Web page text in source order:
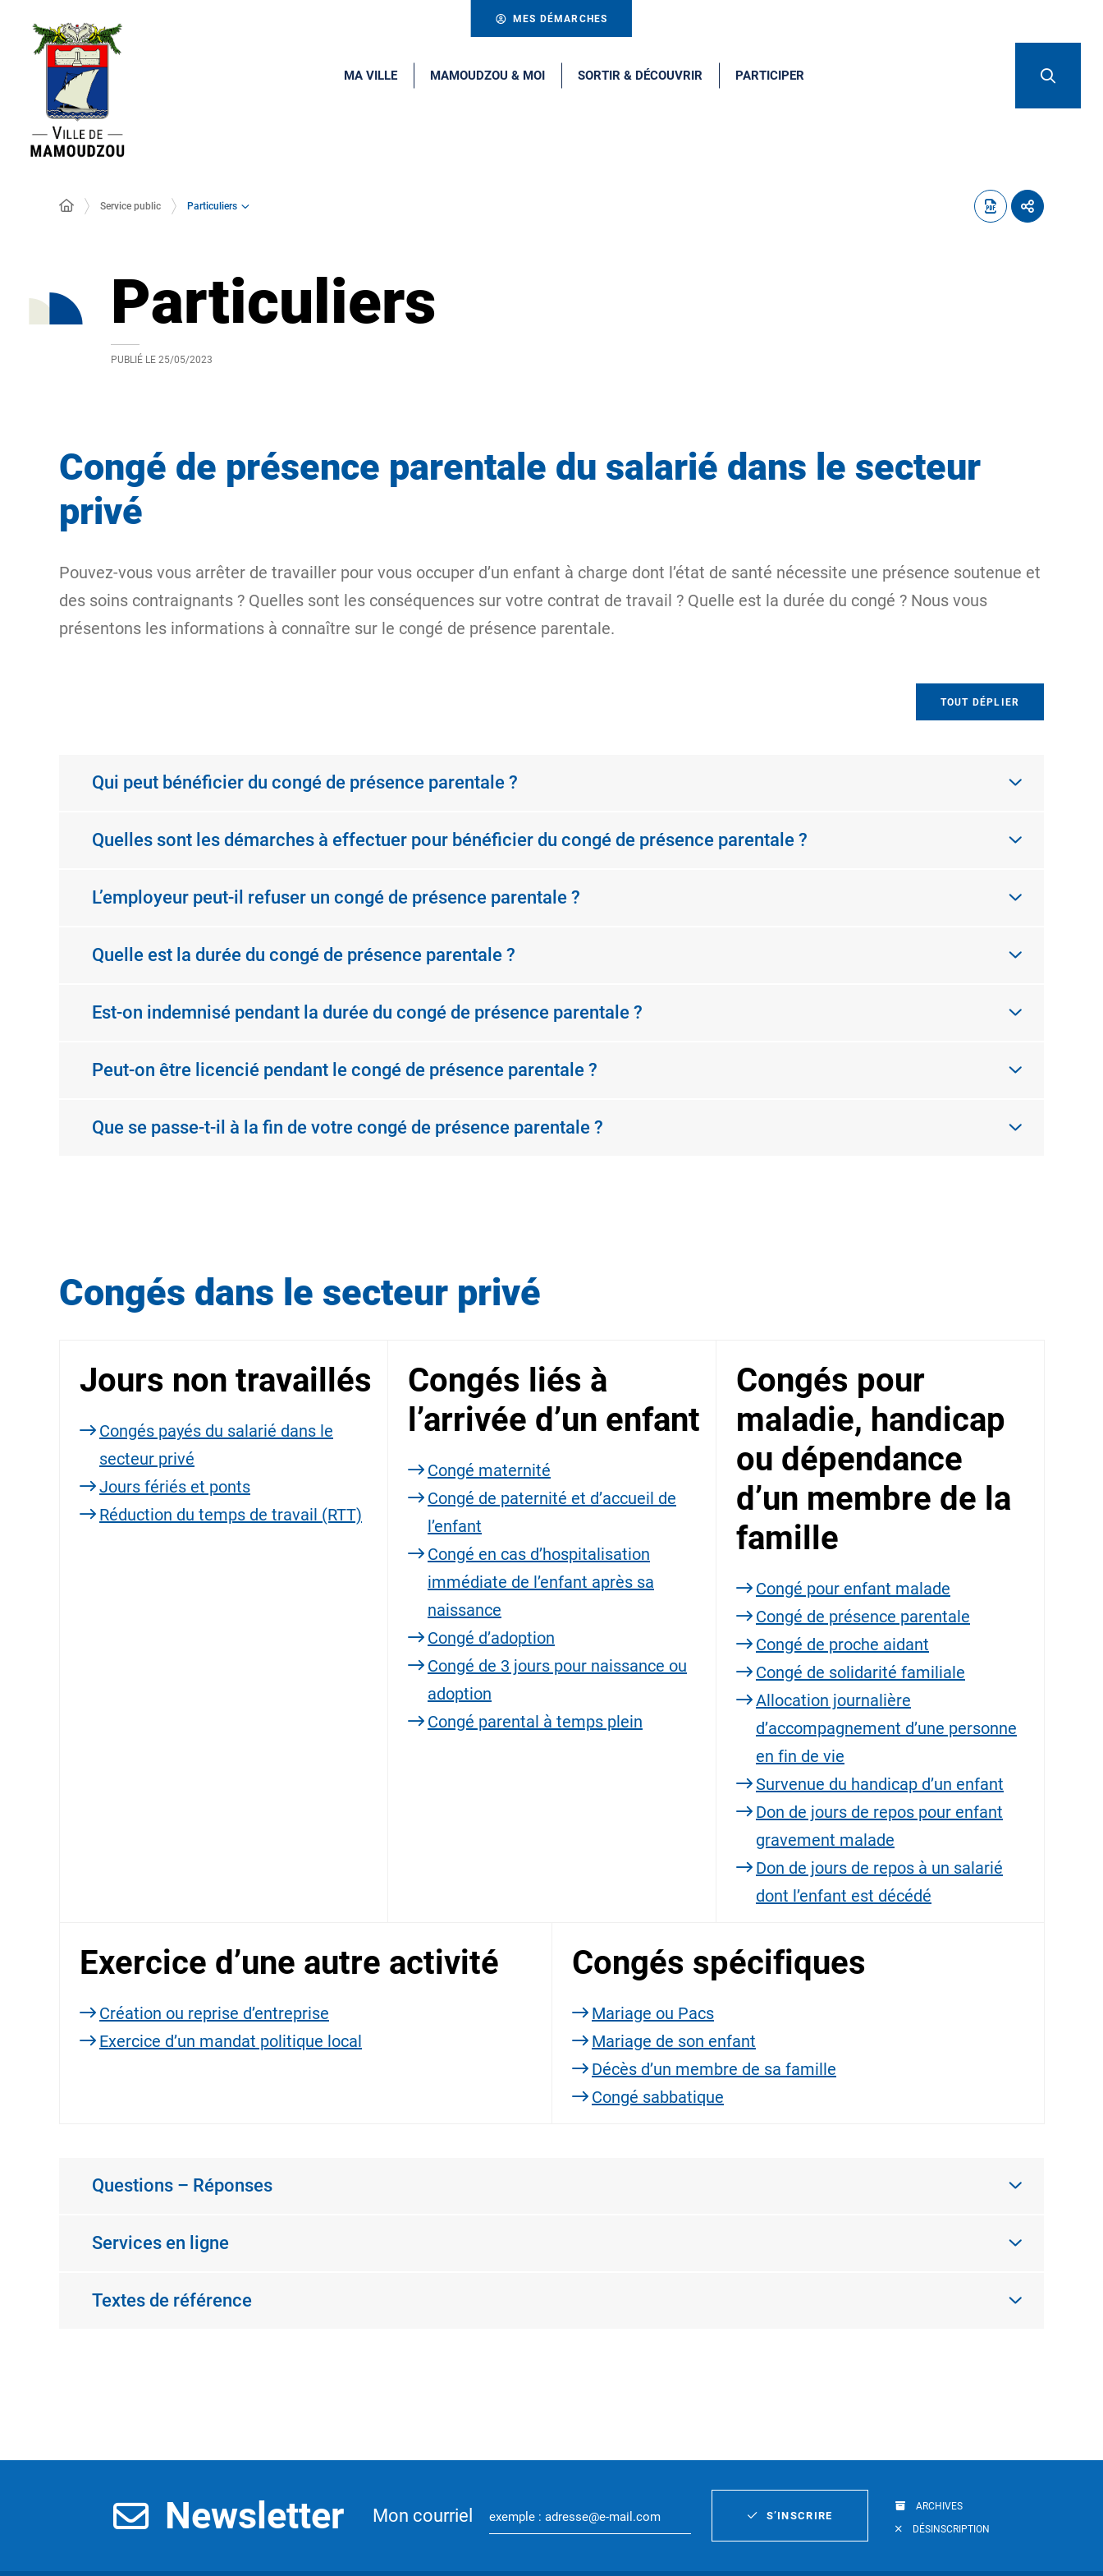
MES DÉMARCHES
MA VILLE MAMOUDZOU & MOI SORTIR & DÉCOUVRIR PARTICIPER
Service public Particuliers
Particuliers
PUBLIÉ LE 25/05/2023
Congé de présence parentale du salarié dans le secteur
privé
Pouvez-vous vous arrêter de travailler pour vous occuper d’un enfant à charge dont l’état de santé nécessite une présence soutenue et
des soins contraignants ? Quelles sont les conséquences sur votre contrat de travail ? Quelle est la durée du congé ? Nous vous
présentons les informations à connaître sur le congé de présence parentale.
TOUT DÉPLIER
Qui peut bénéficier du congé de présence parentale ?
Quelles sont les démarches à effectuer pour bénéficier du congé de présence parentale ?
L’employeur peut-il refuser un congé de présence parentale ?
Quelle est la durée du congé de présence parentale ?
Est-on indemnisé pendant la durée du congé de présence parentale ?
Peut-on être licencié pendant le congé de présence parentale ?
Que se passe-t-il à la fin de votre congé de présence parentale ?
Congés dans le secteur privé
Jours non travaillés
Congés payés du salarié dans le
secteur privé
Jours fériés et ponts
Réduction du temps de travail (RTT)
Congés liés à
l’arrivée d’un enfant
Congé maternité
Congé de paternité et d’accueil de
l’enfant
Congé en cas d’hospitalisation
immédiate de l’enfant après sa
naissance
Congé d’adoption
Congé de 3 jours pour naissance ou
adoption
Congé parental à temps plein
Congés pour
maladie, handicap
ou dépendance
d’un membre de la
famille
Congé pour enfant malade
Congé de présence parentale
Congé de proche aidant
Congé de solidarité familiale
Allocation journalière
d’accompagnement d’une personne
en fin de vie
Survenue du handicap d’un enfant
Don de jours de repos pour enfant
gravement malade
Don de jours de repos à un salarié
dont l’enfant est décédé
Exercice d’une autre activité
Création ou reprise d’entreprise
Exercice d’un mandat politique local
Congés spécifiques
Mariage ou Pacs
Mariage de son enfant
Décès d’un membre de sa famille
Congé sabbatique
Questions – Réponses
Services en ligne
Textes de référence
Newsletter Mon courriel S’INSCRIRE
ARCHIVES
DÉSINSCRIPTION